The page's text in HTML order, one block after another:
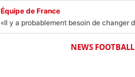
Équipe de France
NEWS FOOTBALL